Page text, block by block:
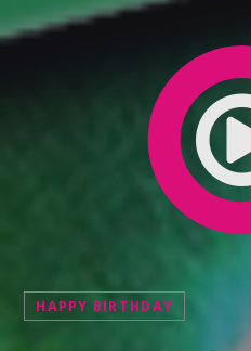
HAPPY BIRTHDAY